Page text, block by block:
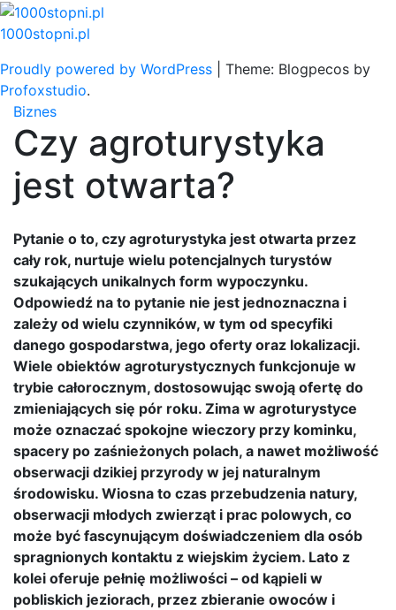
Skip
to
1000stopni.pl
Proudly powered by WordPress
Theme: Blogpecos by
Profoxstudio.
Biznes
Czy agroturystyka
jest otwarta?
Pytanie o to, czy agroturystyka jest otwarta przez
cały rok, nurtuje wielu potencjalnych turystów
szukających unikalnych form wypoczynku.
Odpowiedź na to pytanie nie jest jednoznaczna i
zależy od wielu czynników, w tym od specyfiki
danego gospodarstwa, jego oferty oraz lokalizacji.
Wiele obiektów agroturystycznych funkcjonuje w
trybie całorocznym, dostosowując swoją ofertę do
zmieniających się pór roku. Zima w agroturystyce
może oznaczać spokojne wieczory przy kominku,
spacery po zaśnieżonych polach, a nawet możliwość
obserwacji dzikiej przyrody w jej naturalnym
środowisku. Wiosna to czas przebudzenia natury,
obserwacji młodych zwierząt i prac polowych, co
może być fascynującym doświadczeniem dla osób
spragnionych kontaktu z wiejskim życiem. Lato z
kolei oferuje pełnię możliwości – od kąpieli w
pobliskich jeziorach, przez zbieranie owoców i